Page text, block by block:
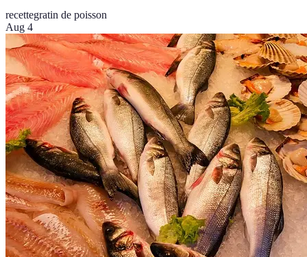
recettegratin de poisson
Aug 4